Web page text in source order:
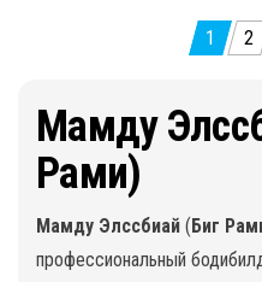
Пагинация
1 2
Мамду
Рами)
Мамду Элссбиай ( Биг
профессиональный